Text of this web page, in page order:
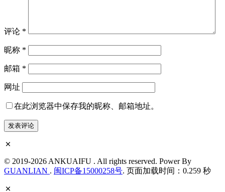
评论 *
昵称 *
邮箱 *
网址
在此浏览器中保存我的昵称、邮箱地址。
© 2019-2026 ANKUAIFU . All rights reserved. Power By
GUANLIAN . 闽ICP备15000258号. 页面加载时间：0.259 秒